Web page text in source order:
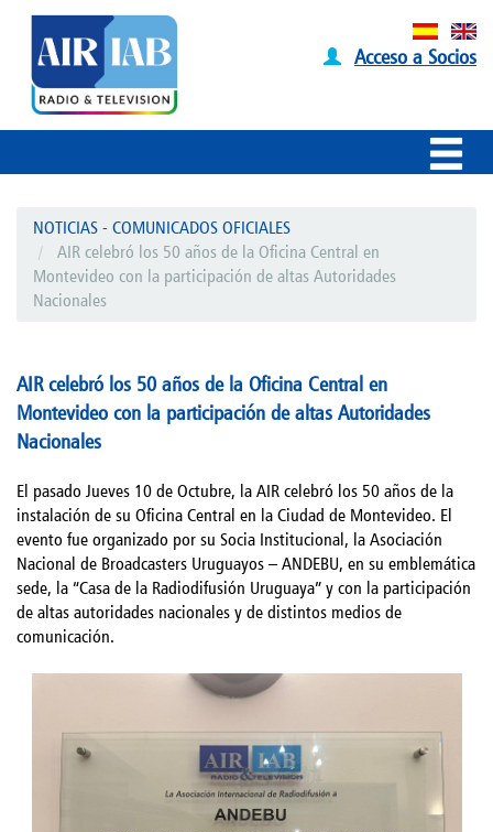
Acceso a Socios
NOTICIAS - COMUNICADOS OFICIALES
AIR celebró los 50 años de la Oficina Central en
Montevideo con la participación de altas Autoridades
Nacionales
AIR celebró los 50 años de la Oficina Central en
Montevideo con la participación de altas Autoridades
Nacionales
El pasado Jueves 10 de Octubre, la AIR celebró los 50 años de la
instalación de su Oficina Central en la Ciudad de Montevideo. El
evento fue organizado por su Socia Institucional, la Asociación
Nacional de Broadcasters Uruguayos – ANDEBU, en su emblemática
sede, la “Casa de la Radiodifusión Uruguaya” y con la participación
de altas autoridades nacionales y de distintos medios de
comunicación.